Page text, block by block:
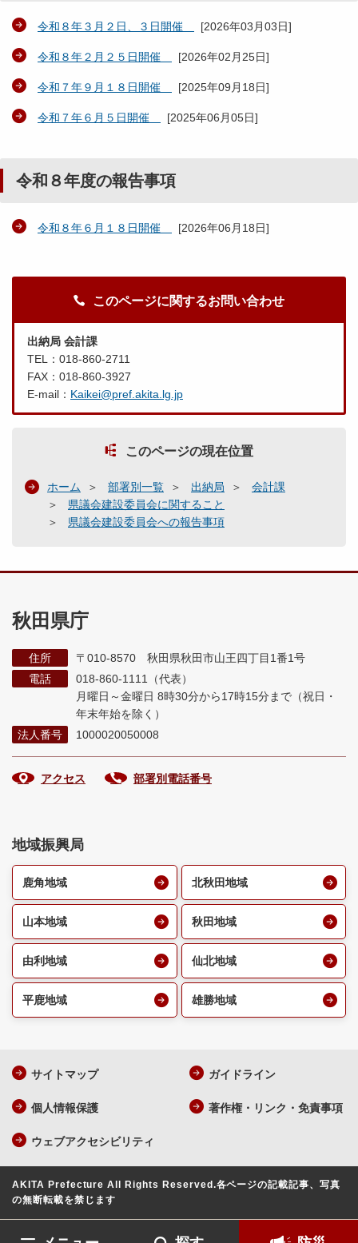
令和８年３月２日、３日開催 [2026年03月03日]
令和８年２月２５日開催 [2026年02月25日]
令和７年９月１８日開催 [2025年09月18日]
令和７年６月５日開催 [2025年06月05日]
令和８年度の報告事項
令和８年６月１８日開催 [2026年06月18日]
このページに関するお問い合わせ
出納局 会計課
TEL：018-860-2711
FAX：018-860-3927
E-mail： Kaikei@pref.akita.lg.jp
このページの現在位置
ホーム 部署別一覧 出納局
会計課
県議会建設委員会に関すること
県議会建設委員会への報告事項
秋田県庁
住所
〒010-8570 秋田県秋田市山王四丁目1番1号
電話
018-860-1111（代表）
月曜日～金曜日 8時30分から17時15分まで （祝日・
年末年始を除く）
法人番号
1000020050008
アクセス 部署別電話番号
地域振興局
鹿角地域 北秋田地域
山本地域 秋田地域
由利地域 仙北地域
平鹿地域 雄勝地域
サイトマップ ガイドライン
個人情報保護 著作権・リンク・免責事項
ウェブアクセシビリティ
AKITA Prefecture All Rights Reserved.各ページの記載記事、写真
の無断転載を禁じます